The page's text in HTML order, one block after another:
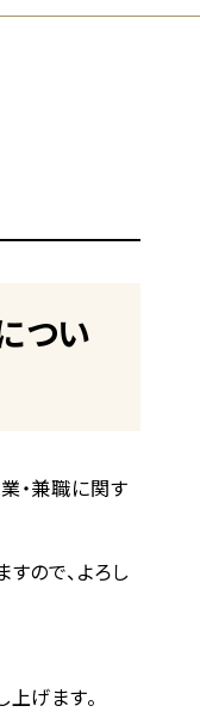
つい
・兼職に関す
ので、よろし
げます。